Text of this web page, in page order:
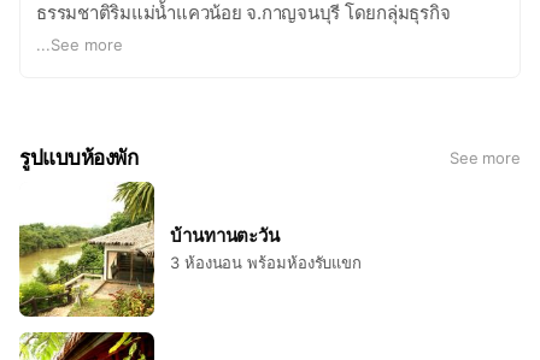
ธรรมชาติริมแม่น้ำแควน้อย จ.กาญจนบุรี โดยกลุ่มธุรกิจ
โรงแรมและรีสอร์ทในเครือฯ Lake Heaven Resort Heaven
กิจกรรมความบันเทิง ความมันส์ สนุกสนาน ท้าทาย ให้คุณพก
พาความกล้ามาสัมผัสทดลอง เพื่อการพักผ่อนที่แตกต่าง ภายใต้
แบรนด์ Heaven Club ของเรา
...See more
รูปแบบห้องพัก See more
บ้านทานตะวัน
3 ห้องนอน พร้อมห้องรับแขก